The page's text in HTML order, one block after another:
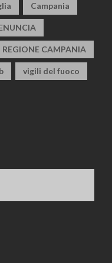
Campania
REGIONE CAMPANIA
vigili del fuoco